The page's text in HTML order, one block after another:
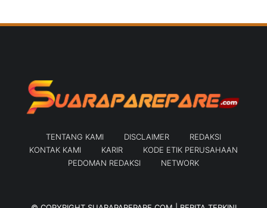
TENTANG KAMI DISCLAIMER
REDAKSI
KONTAK KAMI
KARIR
KODE ETIK PERUSAHAAN
PEDOMAN REDAKSI
NETWORK